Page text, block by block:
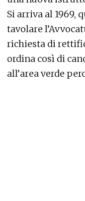
Si arriva al 1969,
tavolare
richiesta di
ordina così di
all’area verde